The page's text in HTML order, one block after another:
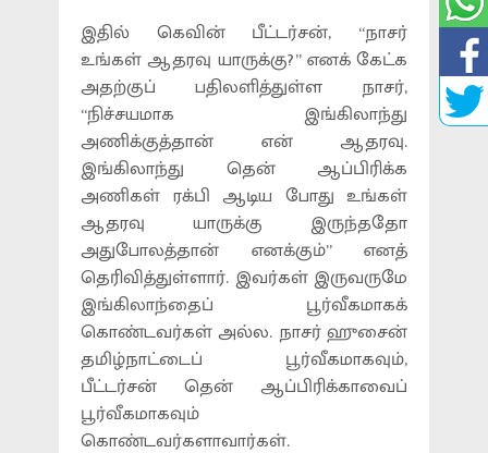
இதில் கெவின் பீட்டர்சன், “நாசர்
உங்கள் ஆதரவு யாருக்கு?” எனக் கேட்க
அதற்குப் பதிலளித்துள்ள நாசர்,
“நிச்சயமாக இங்கிலாந்து
அணிக்குத்தான் என் ஆதரவு.
இங்கிலாந்து தென் ஆப்பிரிக்க
அணிகள் ரக்பி ஆடிய போது உங்கள்
ஆதரவு யாருக்கு இருந்ததோ
அதுபோலத்தான் எனக்கும்” எனத்
தெரிவித்துள்ளார். இவர்கள் இருவருமே
இங்கிலாந்தைப் பூர்வீகமாகக்
கொண்டவர்கள் அல்ல. நாசர் ஹுசைன்
தமிழ்நாட்டைப் பூர்வீகமாகவும்,
பீட்டர்சன் தென் ஆப்பிரிக்காவைப்
பூர்வீகமாகவும்
கொண்டவர்களாவார்கள்.